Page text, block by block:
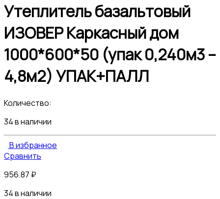
Утеплитель базальтовый
ИЗОВЕР Каркасный дом
1000*600*50 (упак 0,240м3 –
4,8м2) УПАК+ПАЛЛ
Количество:
34 в наличии
В избранное
Сравнить
956.87 ₽
34 в наличии